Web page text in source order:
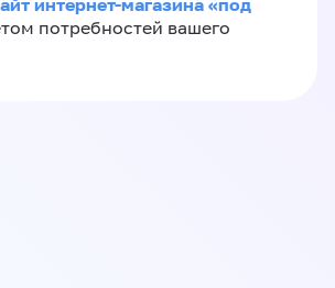
интернет-магазина «под
потребностей вашего